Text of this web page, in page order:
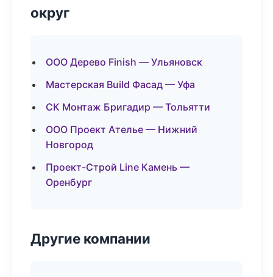
округ
ООО Дерево Finish — Ульяновск
Мастерская Build Фасад — Уфа
СК Монтаж Бригадир — Тольятти
ООО Проект Ателье — Нижний
Новгород
Проект-Строй Line Камень —
Оренбург
Другие компании